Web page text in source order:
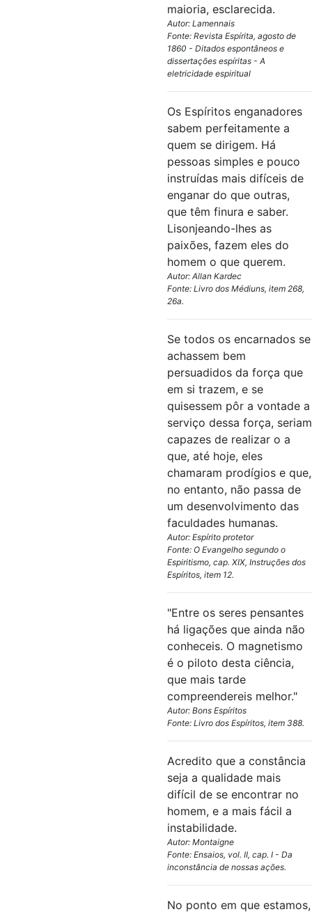
maioria, esclarecida.
Autor: Lamennais
Fonte: Revista Espírita, agosto de
1860 - Ditados espontâneos e
dissertações espíritas - A
eletricidade espiritual
Os Espíritos enganadores
sabem perfeitamente a
quem se dirigem. Há
pessoas simples e pouco
instruídas mais difíceis de
enganar do que outras,
que têm finura e saber.
Lisonjeando-lhes as
paixões, fazem eles do
homem o que querem.
Autor: Allan Kardec
Fonte: Livro dos Médiuns, item 268,
26a.
Se todos os encarnados se
achassem bem
persuadidos da força que
em si trazem, e se
quisessem pôr a vontade a
serviço dessa força, seriam
capazes de realizar o a
que, até hoje, eles
chamaram prodígios e que,
no entanto, não passa de
um desenvolvimento das
faculdades humanas.
Autor: Espírito protetor
Fonte: O Evangelho segundo o
Espiritismo, cap. XIX, Instruções dos
Espíritos, item 12.
"Entre os seres pensantes
há ligações que ainda não
conheceis. O magnetismo
é o piloto desta ciência,
que mais tarde
compreendereis melhor."
Autor: Bons Espíritos
Fonte: Livro dos Espíritos, item 388.
Acredito que a constância
seja a qualidade mais
difícil de se encontrar no
homem, e a mais fácil a
instabilidade.
Autor: Montaigne
Fonte: Ensaios, vol. II, cap. I - Da
inconstância de nossas ações.
No ponto em que estamos,